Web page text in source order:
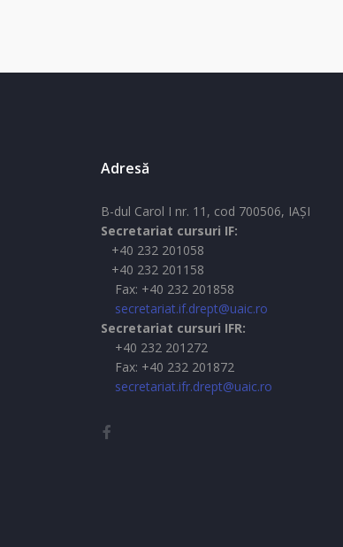
Adresă
B-dul Carol I nr. 11, cod 700506, IAŞI
Secretariat cursuri IF:
+40 232 201058
+40 232 201158
Fax: +40 232 201858
secretariat.if.drept@uaic.ro
Secretariat cursuri IFR:
+40 232 201272
Fax: +40 232 201872
secretariat.ifr.drept@uaic.ro